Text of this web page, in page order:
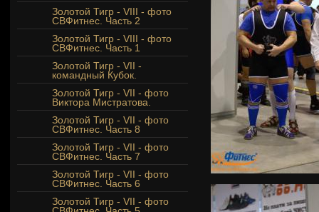
Золотой Тигр - VIII - фото
СВФитнес. Часть 2
Золотой Тигр - VIII - фото
СВФитнес. Часть 1
Золотой Тигр - VII -
командный Кубок.
Золотой Тигр - VII - фото
Виктора Мистратова.
Золотой Тигр - VII - фото
СВФитнес. Часть 8
Золотой Тигр - VII - фото
СВФитнес. Часть 7
Золотой Тигр - VII - фото
СВФитнес. Часть 6
Золотой Тигр - VII - фото